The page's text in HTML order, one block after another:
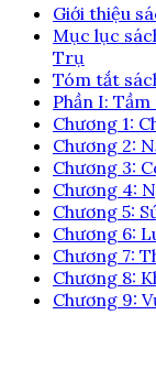
Giới thiệu
Mục lục
Trụ
Tóm tắt
Phần I:
Chương 1:
Chương 2:
Chương 3:
Chương 4:
Chương 5:
Chương 6:
Chương 7:
Chương 8:
Chương 9: